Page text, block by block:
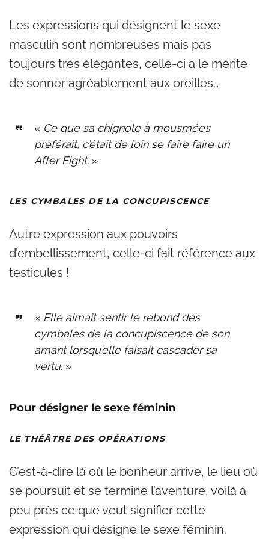
Les expressions qui désignent le sexe
masculin sont nombreuses mais pas
toujours très élégantes, celle-ci a le mérite
de sonner agréablement aux oreilles…
« Ce que sa chignole à mousmées
préférait, c’était de loin se faire faire un
After Eight. »
LES CYMBALES DE LA CONCUPISCENCE
Autre expression aux pouvoirs
d’embellissement, celle-ci fait référence aux
testicules !
« Elle aimait sentir le rebond des
cymbales de la concupiscence de son
amant lorsqu’elle faisait cascader sa
vertu. »
Pour désigner le sexe féminin
LE THÉÂTRE DES OPÉRATIONS
C’est-à-dire là où le bonheur arrive, le lieu où
se poursuit et se termine l’aventure, voilà à
peu près ce que veut signifier cette
expression qui désigne le sexe féminin.